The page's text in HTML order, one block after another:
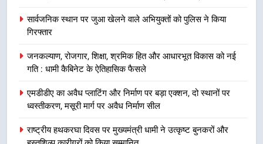
8
का डीएम ने किया निरीक्षण; समयबद्ध एवं
गुणवत्तापूर्ण निर्माण सुनिश्चित करने के
निर्देश, सुरक्षा मानकों से कोई समझौता
नहींः डीएम
उत्तराखण्ड
1
खेल महाकुंभ 2026ः 01 सितंबर से सजेगा
मुख्यमंत्री चौम्पियनशिप ट्रॉफी का मंच,
न्याय पंचायत से राज्य स्तर तक होगा
उत्तराखण्ड
सार्वजनिक स्थान पर जुआ खेलने वाले अभियुक्तों को पुलिस ने किया
गिरफ्तार
जनकल्याण, रोजगार, शिक्षा, श्रमिक हित और आधारभूत विकास को नई
गति : धामी कैबिनेट के ऐतिहासिक फैसले
एमडीडीए का अवैध प्लाटिंग और निर्माण पर बड़ा एक्शन, दो स्थानों पर
ध्वस्तीकरण, मसूरी मार्ग पर अवैध निर्माण सील
राष्ट्रीय हथकरघा दिवस पर मुख्यमंत्री धामी ने उत्कृष्ट बुनकरों और